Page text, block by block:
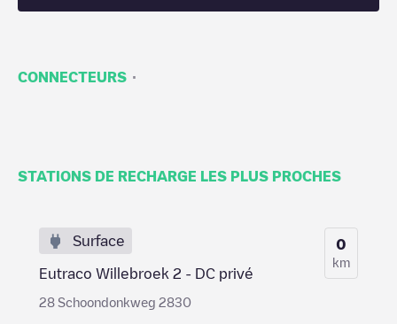
CONNECTEURS ·
STATIONS DE RECHARGE LES PLUS PROCHES
Surface
Eutraco Willebroek 2 - DC privé
28 Schoondonkweg 2830
0
km